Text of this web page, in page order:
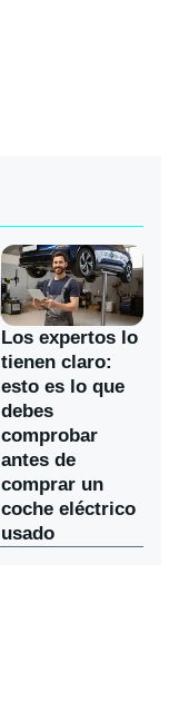
Los expertos lo
tienen claro:
esto es lo que
debes
comprobar
antes de
comprar un
coche eléctrico
usado